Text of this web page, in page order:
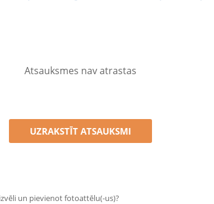
Atsauksmes nav atrastas
UZRAKSTĪT ATSAUKSMI
un pievienot fotoattēlu(-us)?